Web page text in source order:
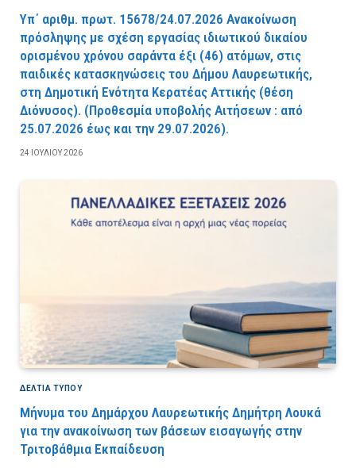
Υπ΄ αριθμ. πρωτ. 15678/24.07.2026 Ανακοίνωση
πρόσληψης με σχέση εργασίας ιδιωτικού δικαίου
ορισμένου χρόνου σαράντα έξι (46) ατόμων, στις
παιδικές κατασκηνώσεις του Δήμου Λαυρεωτικής,
στη Δημοτική Ενότητα Κερατέας Αττικής (θέση
Διόνυσος). (Προθεσμία υποβολής Αιτήσεων : από
25.07.2026 έως και την 29.07.2026).
24 ΙΟΥΛΊΟΥ 2026
ΔΕΛΤΙΑ ΤΥΠΟΥ
Μήνυμα του Δημάρχου Λαυρεωτικής Δημήτρη Λουκά
για την ανακοίνωση των βάσεων εισαγωγής στην
Τριτοβάθμια Εκπαίδευση